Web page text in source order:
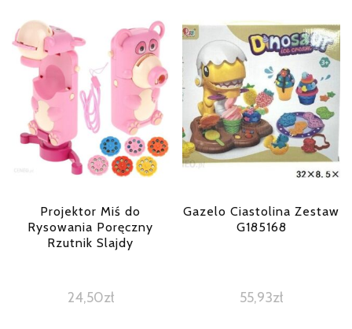
Projektor Miś do
Rysowania Poręczny
Rzutnik Slajdy
24,50zł
Gazelo Ciastolina Zestaw
G185168
55,93zł